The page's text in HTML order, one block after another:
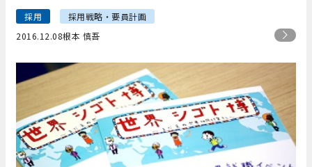
採用
採用戦略・要員計画
2016.12.08根本 慎吾